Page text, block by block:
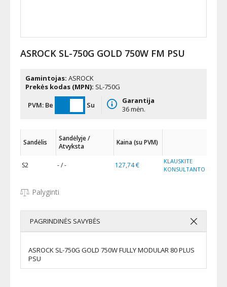
ASROCK SL-750G GOLD 750W FM PSU
Gamintojas: ASROCK
Prekės kodas (MPN): SL-750G
PVM: Be Su
Garantija
36 mėn.
Sandėlis
Sandėlyje /
Atvyksta
Kaina (su PVM)
S2 - / - 127,74 €
KLAUSKITE
KONSULTANTO
Palyginti
PAGRINDINĖS SAVYBĖS
ASROCK SL-750G GOLD 750W FULLY MODULAR 80 PLUS
PSU